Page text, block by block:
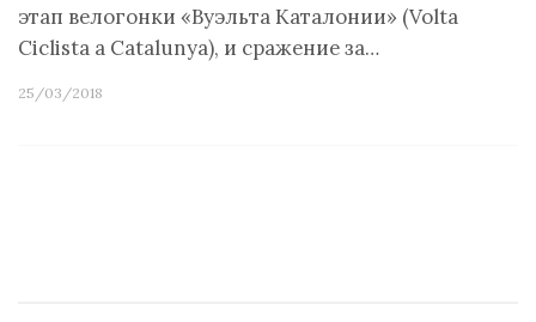
этап велогонки «Вуэльта Каталонии» (Volta
Ciclista a Catalunya), и сражение за…
25/03/2018